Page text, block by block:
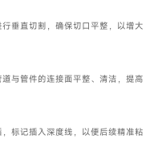
垂直切割，确保切口平整，以增大
与管件的连接面平整、清洁，提高
标记插入深度线，以便后续精准粘